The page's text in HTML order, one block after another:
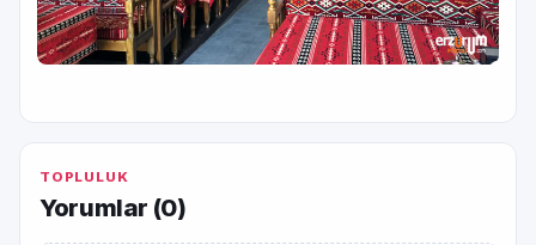
TOPLULUK
Yorumlar (0)